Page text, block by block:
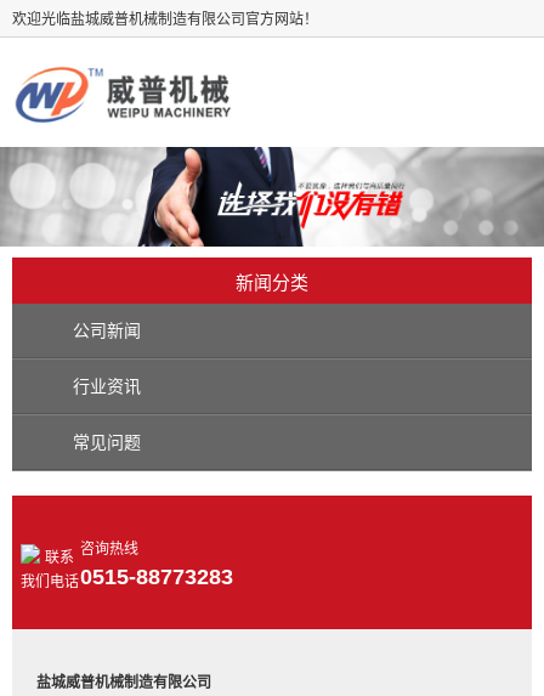
欢迎光临盐城威普机械制造有限公司官方网站！
新闻分类
公司新闻
行业资讯
常见问题
咨询热线
0515-88773283
盐城威普机械制造有限公司